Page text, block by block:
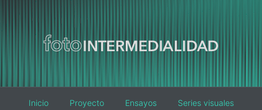
Main
Inicio Proyecto Ensayos Series visuales